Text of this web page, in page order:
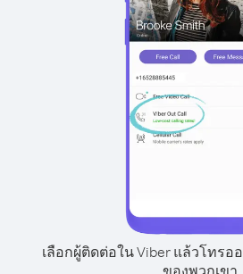
เลือกผู้ติดต่อใน Viber แล้วโทร
ของพวกเขา